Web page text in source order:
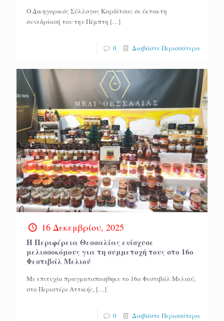
Ο Δικηγορικός Σύλλογος Καρδίτσας σε έκτακτη
συνεδρίασή του την Πέμπτη […]
0 Διαβάστε Περισσότερα
16 Δεκεμβρίου, 2025
Η Περιφέρεια Θεσσαλίας ενίσχυσε
μελισσοκόμους για τη συμμετοχή τους στο 16ο
Φεστιβάλ Μελιού
Με επιτυχία πραγματοποιήθηκε το 16ο Φεστιβάλ Μελιού,
στο Περιστέρι Αττικής, […]
0 Διαβάστε Περισσότερα